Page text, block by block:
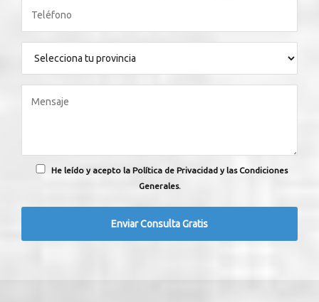
He leído y acepto la Política de Privacidad y las Condiciones
Generales.